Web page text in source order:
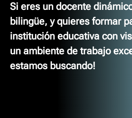
Si eres un docente
bilingüe, y quieres formar
institución educativa con
un ambiente de trabajo
estamos buscando!